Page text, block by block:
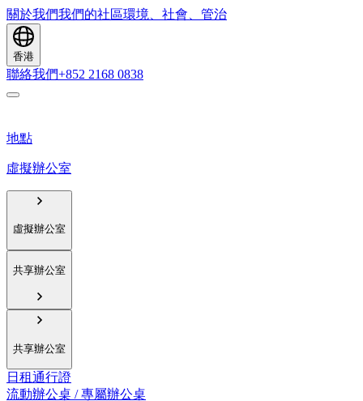
關於我們我們的社區環境、社會、管治
香港
聯絡我們+852 2168 0838
地點
虛擬辦公室
虛擬辦公室
共享辦公室
共享辦公室
日租通行證
流動辦公桌 / 專屬辦公桌